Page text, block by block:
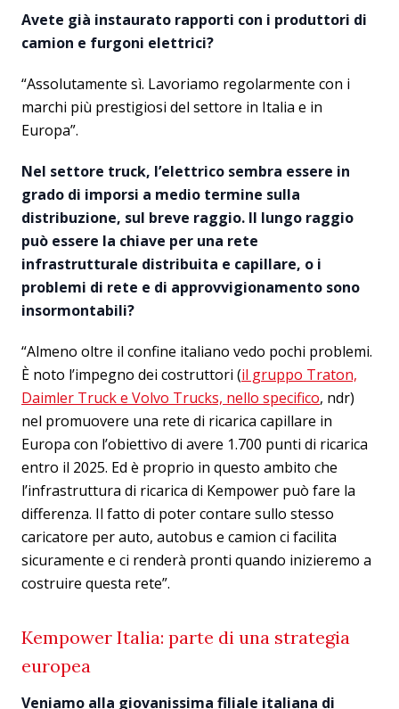
Avete già instaurato rapporti con i produttori di
camion e furgoni elettrici?
“Assolutamente sì. Lavoriamo regolarmente con i
marchi più prestigiosi del settore in Italia e in
Europa”.
Nel settore truck, l’elettrico sembra essere in
grado di imporsi a medio termine sulla
distribuzione, sul breve raggio. Il lungo raggio
può essere la chiave per una rete
infrastrutturale distribuita e capillare, o i
problemi di rete e di approvvigionamento sono
insormontabili?
“Almeno oltre il confine italiano vedo pochi problemi.
È noto l’impegno dei costruttori (il gruppo Traton,
Daimler Truck e Volvo Trucks, nello specifico, ndr)
nel promuovere una rete di ricarica capillare in
Europa con l’obiettivo di avere 1.700 punti di ricarica
entro il 2025. Ed è proprio in questo ambito che
l’infrastruttura di ricarica di Kempower può fare la
differenza. Il fatto di poter contare sullo stesso
caricatore per auto, autobus e camion ci facilita
sicuramente e ci renderà pronti quando inizieremo a
costruire questa rete”.
Kempower Italia: parte di una strategia
europea
Veniamo alla giovanissima filiale italiana di